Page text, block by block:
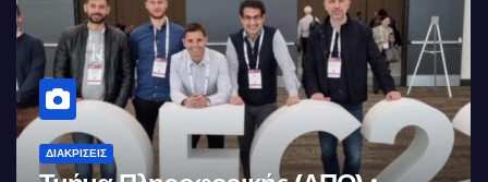
ΔΙΑΚΡΊΣΕΙΣ